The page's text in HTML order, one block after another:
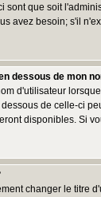
sont que soit
avez besoin; s'il
dessous de mon
d'utilisateur
de celle-ci
disponibles. Si
changer le titre